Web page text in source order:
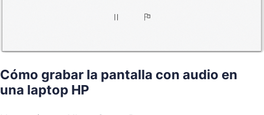
Cómo grabar la pantalla con audio en
una laptop HP